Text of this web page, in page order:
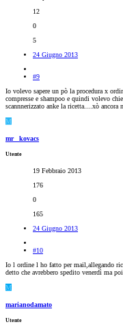
12
0
5
24 Giugno 2013
#9
Io volevo sapere un pò la procedura x
compresse e shampoo e quindi volevo
scannnerizzato anke la ricetta....xò ancora
M
mr_ kovacs
Utente
19 Febbraio 2013
176
0
165
24 Giugno 2013
#10
Io l ordine l ho fatto per mail,allegando
detto che avrebbero spedito venerdì ma
M
marianodamato
Utente